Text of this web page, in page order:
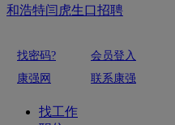
和浩特闫虎生口招聘
找密码? 会员登入
康强网
联系康强
找工作